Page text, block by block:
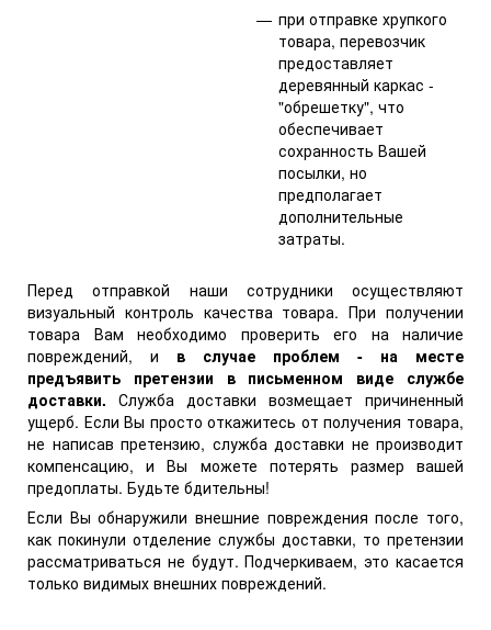
при отправке хрупкого
товара, перевозчик
предоставляет
деревянный каркас -
"обрешетку", что
обеспечивает
сохранность Вашей
посылки, но
предполагает
дополнительные
затраты.
Перед отправкой наши сотрудники осуществляют
визуальный контроль качества товара. При получении
товара Вам необходимо проверить его на наличие
повреждений, и в случае проблем - на месте
предъявить претензии в письменном виде службе
доставки. Служба доставки возмещает причиненный
ущерб. Если Вы просто откажитесь от получения товара,
не написав претензию, служба доставки не производит
компенсацию, и Вы можете потерять размер вашей
предоплаты. Будьте бдительны!
Если Вы обнаружили внешние повреждения после того,
как покинули отделение службы доставки, то претензии
рассматриваться не будут. Подчеркиваем, это касается
только видимых внешних повреждений.